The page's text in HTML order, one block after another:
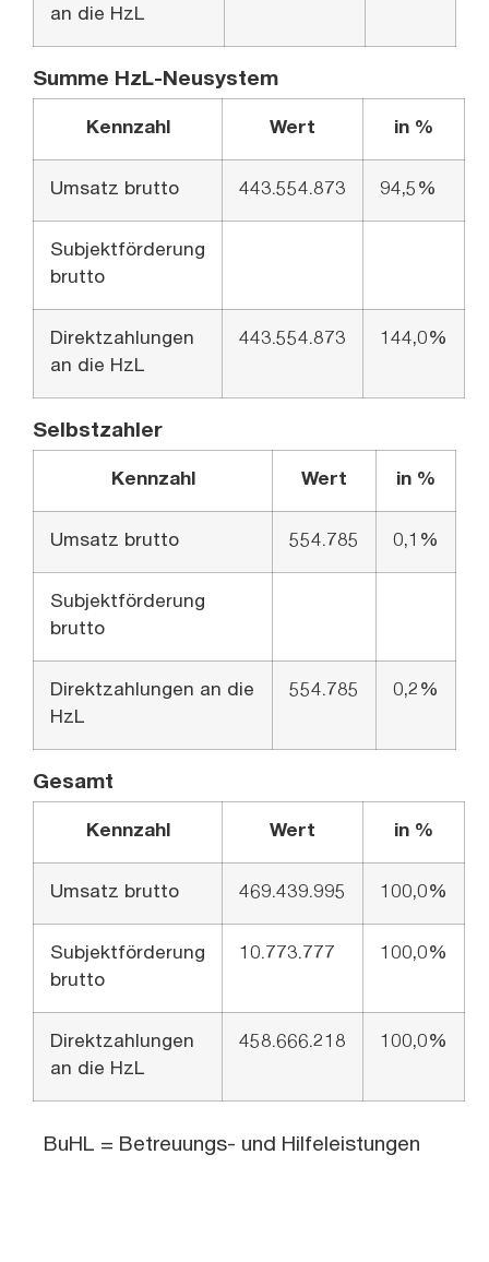
an die HzL
Summe HzL-Neusystem
Kennzahl Wert in %
Umsatz brutto 443.554.873 94,5%
Subjektförderung
brutto
Direktzahlungen
an die HzL
443.554.873 144,0%
Selbstzahler
Kennzahl Wert in %
Umsatz brutto 554.785 0,1%
Subjektförderung
brutto
Direktzahlungen an die
HzL
554.785 0,2%
Gesamt
Kennzahl Wert in %
Umsatz brutto 469.439.995 100,0%
Subjektförderung
brutto
10.773.777 100,0%
Direktzahlungen
an die HzL
458.666.218 100,0%
BuHL = Betreuungs- und Hilfeleistungen